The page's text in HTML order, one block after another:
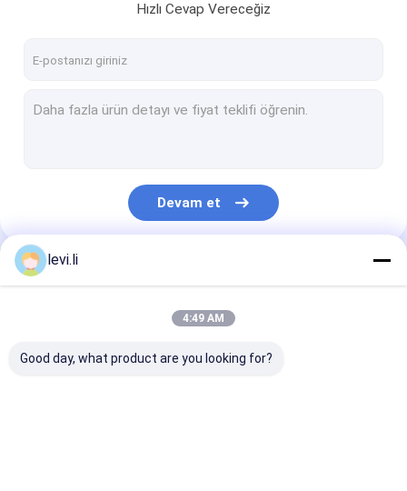
Otomatik Şişirme Makinesi
Ekstrüzyon Kalıplama Makinesi
HDPE darbe Makinası
Özel Plastik Enjeksiyon Kalıplama
Hızlı Cevap Vereceğiz
Devam et
Kategorilerimiz
levi.li
4:49 AM
Good day, what product are you looking for?